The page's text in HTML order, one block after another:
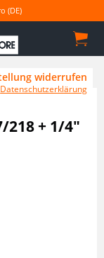
(DE)
218 + 1/4"
widerrufen
Datenschutzerklärung